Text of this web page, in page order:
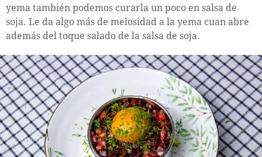
yema también podemos curarla un poco en salsa de
soja. Le da algo más de melosidad a la yema cuan abre
además del toque salado de la salsa de soja.